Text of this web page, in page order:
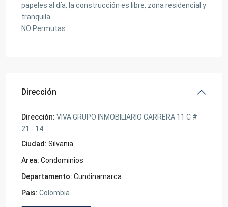
papeles al día, la construcción es libre, zona residencial y
tranquila.
NO Permutas..
Dirección
Dirección: VIVA GRUPO INMOBILIARIO CARRERA 11 C #
21 - 14
Ciudad: Silvania
Area: Condominios
Departamento: Cundinamarca
Pais: Colombia